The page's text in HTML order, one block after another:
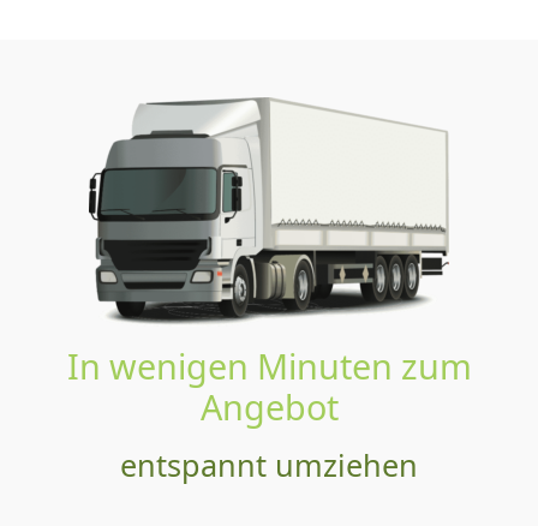
In wenigen Minuten zum
Angebot
entspannt umziehen